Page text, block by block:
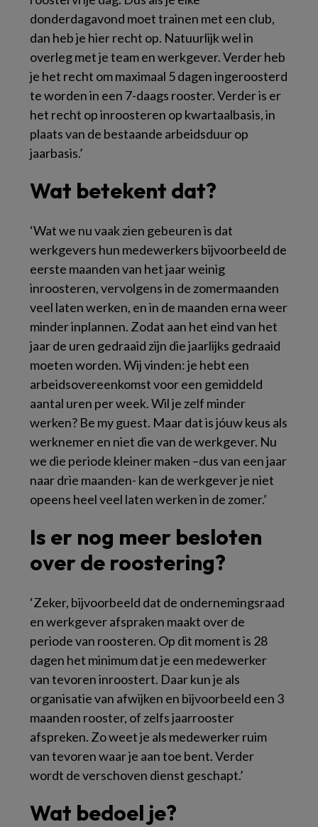
donderdagavond moet trainen met een club,
dan heb je hier recht op. Natuurlijk wel in
overleg met je team en werkgever. Verder heb
je het recht om maximaal 5 dagen ingeroosterd
te worden in een 7-daags rooster. Verder is er
het recht op inroosteren op kwartaalbasis, in
plaats van de bestaande arbeidsduur op
jaarbasis.’
Wat betekent dat?
‘Wat we nu vaak zien gebeuren is dat
werkgevers hun medewerkers bijvoorbeeld de
eerste maanden van het jaar weinig
inroosteren, vervolgens in de zomermaanden
veel laten werken, en in de maanden erna weer
minder inplannen. Zodat aan het eind van het
jaar de uren gedraaid zijn die jaarlijks gedraaid
moeten worden. Wij vinden: je hebt een
arbeidsovereenkomst voor een gemiddeld
aantal uren per week. Wil je zelf minder
werken? Be my guest. Maar dat is jóuw keus als
werknemer en niet die van de werkgever. Nu
we die periode kleiner maken –dus van een jaar
naar drie maanden- kan de werkgever je niet
opeens heel veel laten werken in de zomer.’
Is er nog meer besloten
over de roostering?
‘Zeker, bijvoorbeeld dat de ondernemingsraad
en werkgever afspraken maakt over de
periode van roosteren. Op dit moment is 28
dagen het minimum dat je een medewerker
van tevoren inroostert. Daar kun je als
organisatie van afwijken en bijvoorbeeld een 3
maanden rooster, of zelfs jaarrooster
afspreken. Zo weet je als medewerker ruim
van tevoren waar je aan toe bent. Verder
wordt de verschoven dienst geschapt.’
Wat bedoel je?